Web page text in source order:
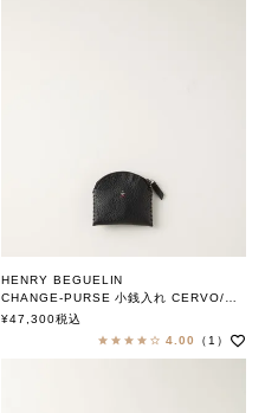
HENRY BEGUELIN
CHANGE-PURSE 小銭入れ CERVO/NERO
MULTI OMINO
¥47,300税込
4.00
（1）